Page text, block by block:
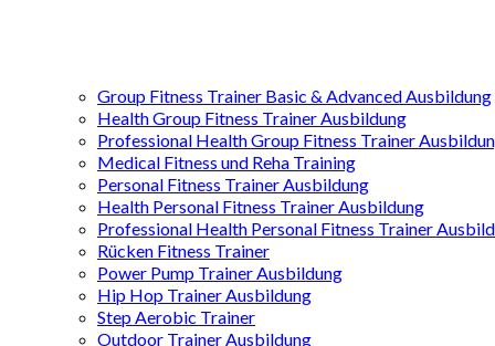
Group Fitness Trainer Basic & Advanced Ausbildung
Health Group Fitness Trainer Ausbildung
Professional Health Group Fitness Trainer
Medical Fitness und Reha Training
Personal Fitness Trainer Ausbildung
Health Personal Fitness Trainer Ausbildung
Professional Health Personal Fitness Trainer
Rücken Fitness Trainer
Power Pump Trainer Ausbildung
Hip Hop Trainer Ausbildung
Step Aerobic Trainer
Outdoor Trainer Ausbildung